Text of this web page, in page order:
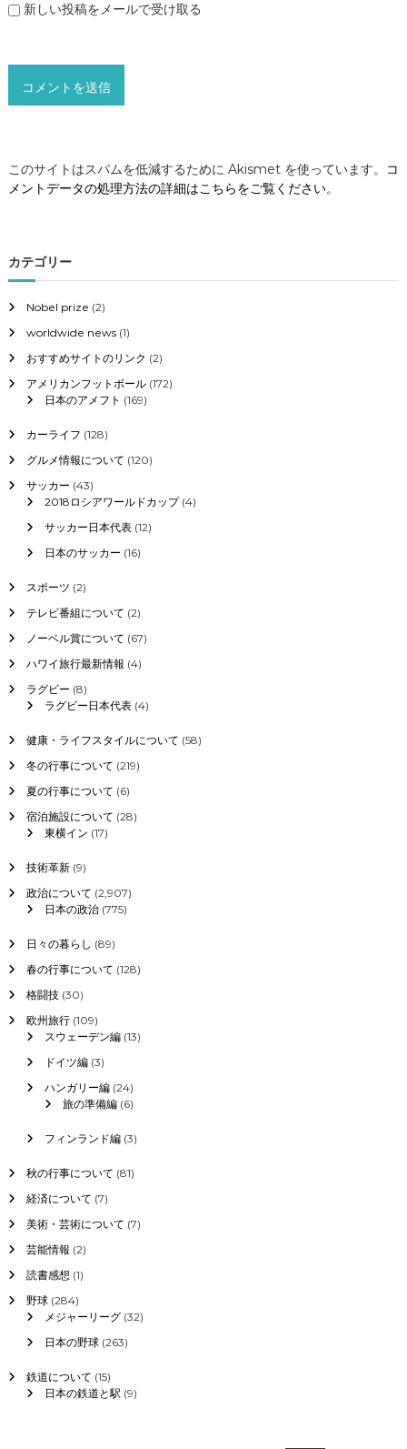
新しい投稿をメールで受け取る
このサイトはスパムを低減するために Akismet を使っています。
コ
メントデータの処理方法の詳細はこちらをご覧ください。
カテゴリー
Nobel prize (2)
worldwide news(1)
おすすめサイトのリンク (2)
アメリカンフットボール(172)
日本のアメフト (169)
カーライフ (128)
グルメ情報について (120)
サッカー (43)
2018ロシアワールドカップ(4)
サッカー日本代表(12)
日本のサッカー (16)
スポーツ (2)
テレビ番組について (2)
ノーベル賞について (67)
ハワイ旅行最新情報 (4)
ラグビー (8)
ラグビー日本代表(4)
健康・ライフスタイルについて (58)
冬の行事について (219)
夏の行事について (6)
宿泊施設について (28)
東横イン (17)
技術革新(9)
政治について (2,907)
日本の政治(775)
日々の暮らし (89)
春の行事について (128)
格闘技(30)
欧州旅行(109)
スウェーデン編(13)
ドイツ編(3)
ハンガリー編(24)
旅の準備編(6)
フィンランド編(3)
秋の行事について (81)
経済について (7)
美術・芸術について (7)
芸能情報 (2)
読書感想 (1)
野球(284)
メジャーリーグ(32)
日本の野球(263)
鉄道について (15)
日本の鉄道と駅 (9)